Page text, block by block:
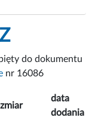
do dokumentu
nr 16086
data
dodania